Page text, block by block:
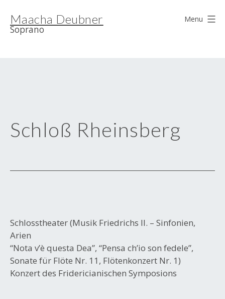
content
Maacha Deubner
Soprano
Menu
Schloß Rheinsberg
Schlosstheater (Musik Friedrichs II. – Sinfonien,
Arien
“Nota v’è questa Dea”, “Pensa ch’io son fedele”,
Sonate für Flöte Nr. 11, Flötenkonzert Nr. 1)
Konzert des Fridericianischen Symposions